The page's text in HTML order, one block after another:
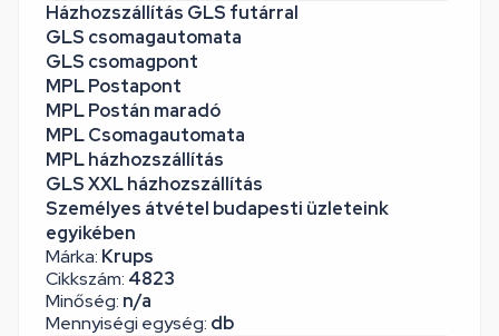
Márka: Krups
Cikkszám: 4823
Minőség: n/a
Mennyiségi egység: db
Házhozszállítás GLS futárral
GLS csomagautomata
GLS csomagpont
MPL Postapont
MPL Postán maradó
MPL Csomagautomata
MPL házhozszállítás
GLS XXL házhozszállítás
Személyes átvétel budapesti üzleteink
egyikében